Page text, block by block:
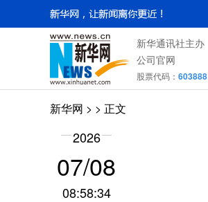
新华通讯社主办
公司官网
股票代码： 603888
新华网 > > 正文
2026
07/08
08:58:34